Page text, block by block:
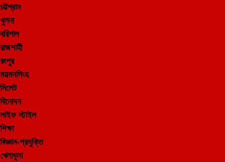
চট্টগ্রাম
খুলনা
বরিশাল
রাজশাহী
রংপুর
ময়মনসিংহ
সিলেট
বিনোদন
লাইফ স্টাইল
শিক্ষা
বিজ্ঞান-প্রযুক্তি
খেলাধুলা